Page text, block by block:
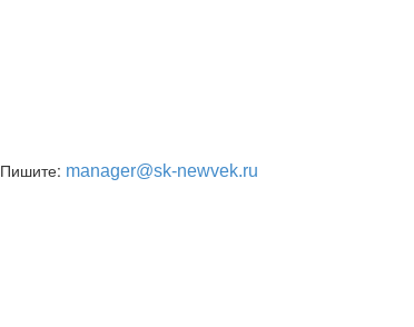
Пишите: manager@sk-newvek.ru